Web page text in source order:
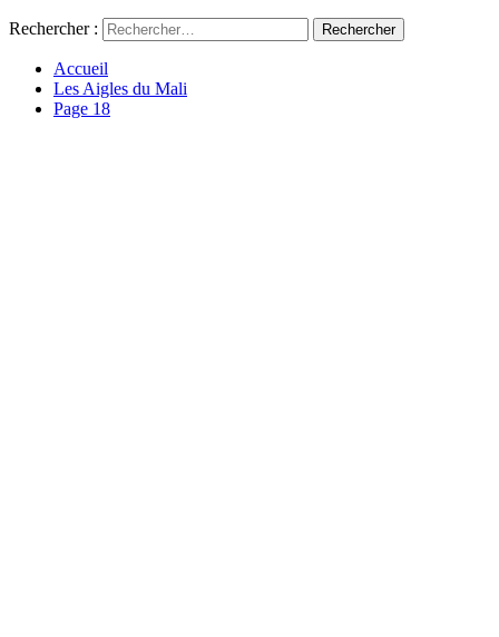
Rechercher :
Accueil
Les Aigles du Mali
Page 18